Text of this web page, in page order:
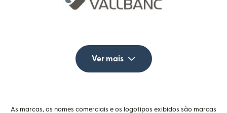
Ver mais
As marcas, os nomes comerciais e os logotipos exibidos são marcas